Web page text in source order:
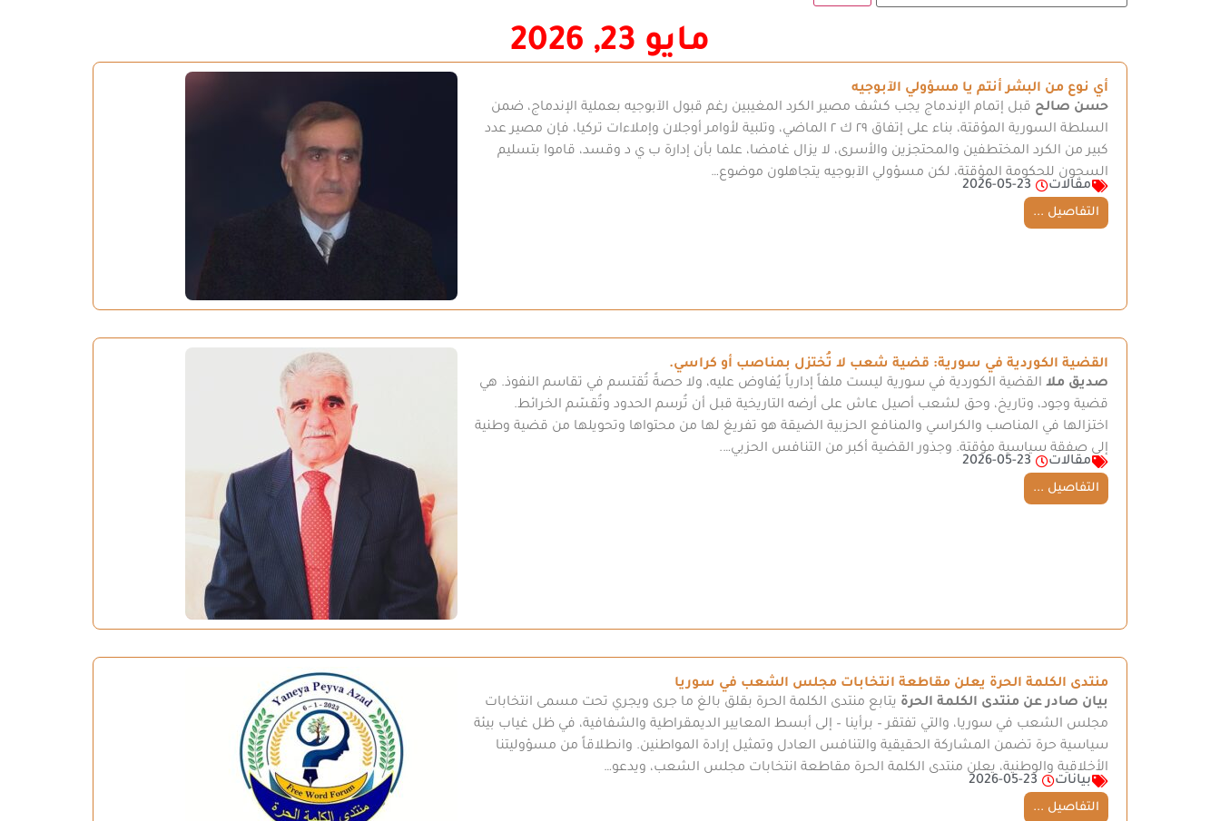
مايو 23, 2026
أي نوع من البشر أنتم يا مسؤولي الآبوجيه
حسن صالح قبل إتمام الإندماج يجب كشف مصير الكرد المغيبين رغم قبول الآبوجيه بعملية الإندماج، ضمن
السلطة السورية المؤقتة، بناء على إتفاق ٢٩ ك ٢ الماضي، وتلبية لأوامر أوجلان وإملاءات تركيا، فإن مصير عدد
كبير من الكرد المختطفين والمحتجزين والأسرى، لا يزال غامضا، علما بأن إدارة ب ي د وقسد، قاموا بتسليم
السجون للحكومة المؤقتة، لكن مسؤولي الآبوجيه يتجاهلون موضوع…
مقالات
2026-05-23
التفاصيل ...
القضية الكوردية في سورية: قضية شعب لا تُختزل بمناصب أو كراسي.
صديق ملا القضية الكوردية في سورية ليست ملفاً إدارياً يُفاوض عليه، ولا حصةً تُقتسم في تقاسم النفوذ. هي
قضية وجود، وتاريخ، وحق لشعب أصيل عاش على أرضه التاريخية قبل أن تُرسم الحدود وتُقسّم الخرائط.
اختزالها في المناصب والكراسي والمنافع الحزبية الضيقة هو تفريغ لها من محتواها وتحويلها من قضية وطنية
إلى صفقة سياسية مؤقتة. وجذور القضية أكبر من التنافس الحزبي….
مقالات
2026-05-23
التفاصيل ...
منتدى الكلمة الحرة يعلن مقاطعة انتخابات مجلس الشعب في سوريا
بيان صادر عن منتدى الكلمة الحرة يتابع منتدى الكلمة الحرة بقلق بالغ ما جرى ويجري تحت مسمى انتخابات
مجلس الشعب في سوريا، والتي تفتقر – برأينا – إلى أبسط المعايير الديمقراطية والشفافية، في ظل غياب بيئة
سياسية حرة تضمن المشاركة الحقيقية والتنافس العادل وتمثيل إرادة المواطنين. وانطلاقاً من مسؤوليتنا
الأخلاقية والوطنية، يعلن منتدى الكلمة الحرة مقاطعة انتخابات مجلس الشعب، ويدعو…
بيانات
2026-05-23
التفاصيل ...